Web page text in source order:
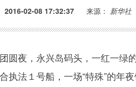
2016-02-08 17:32:37 来源： 新华社
夜，永兴岛码头，一红一绿
执法１号船，一场“特殊”的年